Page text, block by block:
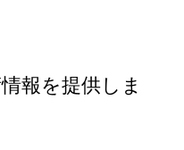
報を提供しま